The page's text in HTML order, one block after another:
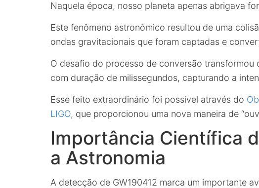
Naquela época, nosso planeta apenas abrigava
Este fenômeno astronômico resultou de uma
ondas gravitacionais que foram captadas e
O desafio do processo de conversão transformou
com duração de milissegundos, capturando a
Esse feito extraordinário foi possível através do
LIGO, que proporcionou uma nova maneira de
Importância Científica
a Astronomia
A detecção de GW190412 marca um importante